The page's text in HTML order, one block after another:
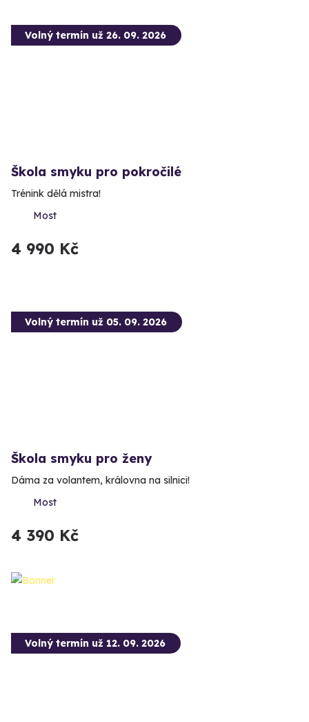
Volný termín už 26. 09. 2026
Škola smyku pro pokročilé
Trénink dělá mistra!
Most
4 990 Kč
Volný termín už 05. 09. 2026
Škola smyku pro ženy
Dáma za volantem, královna na silnici!
Most
4 390 Kč
Volný termín už 12. 09. 2026